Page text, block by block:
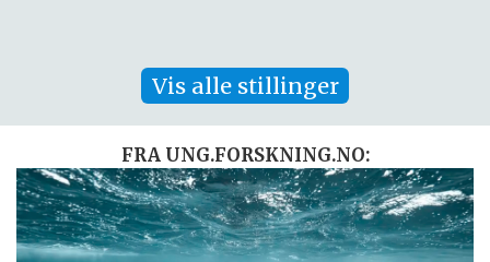
Vis alle stillinger
FRA UNG.FORSKNING.NO: